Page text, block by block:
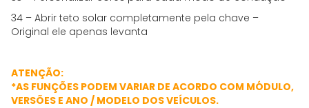
34 – Abrir teto solar completamente pela chave –
Original ele apenas levanta
ATENÇÃO:
*AS FUNÇÕES PODEM VARIAR DE ACORDO COM MÓDULO,
VERSÕES E ANO / MODELO DOS VEÍCULOS.